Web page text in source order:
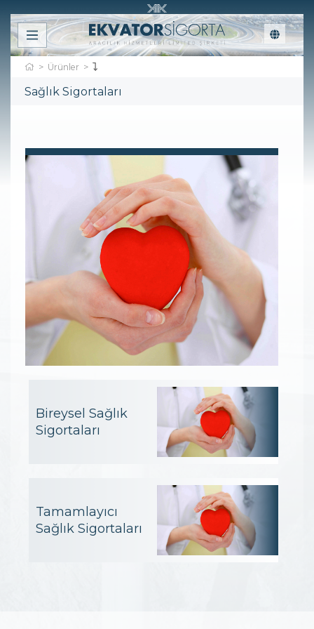
Ürünler
Sağlık Sigortaları
Bireysel Sağlık
Sigortaları
Tamamlayıcı
Sağlık Sigortaları